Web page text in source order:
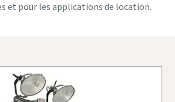
et pour les applications de location.